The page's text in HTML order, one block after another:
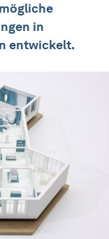
in
entwickelt.